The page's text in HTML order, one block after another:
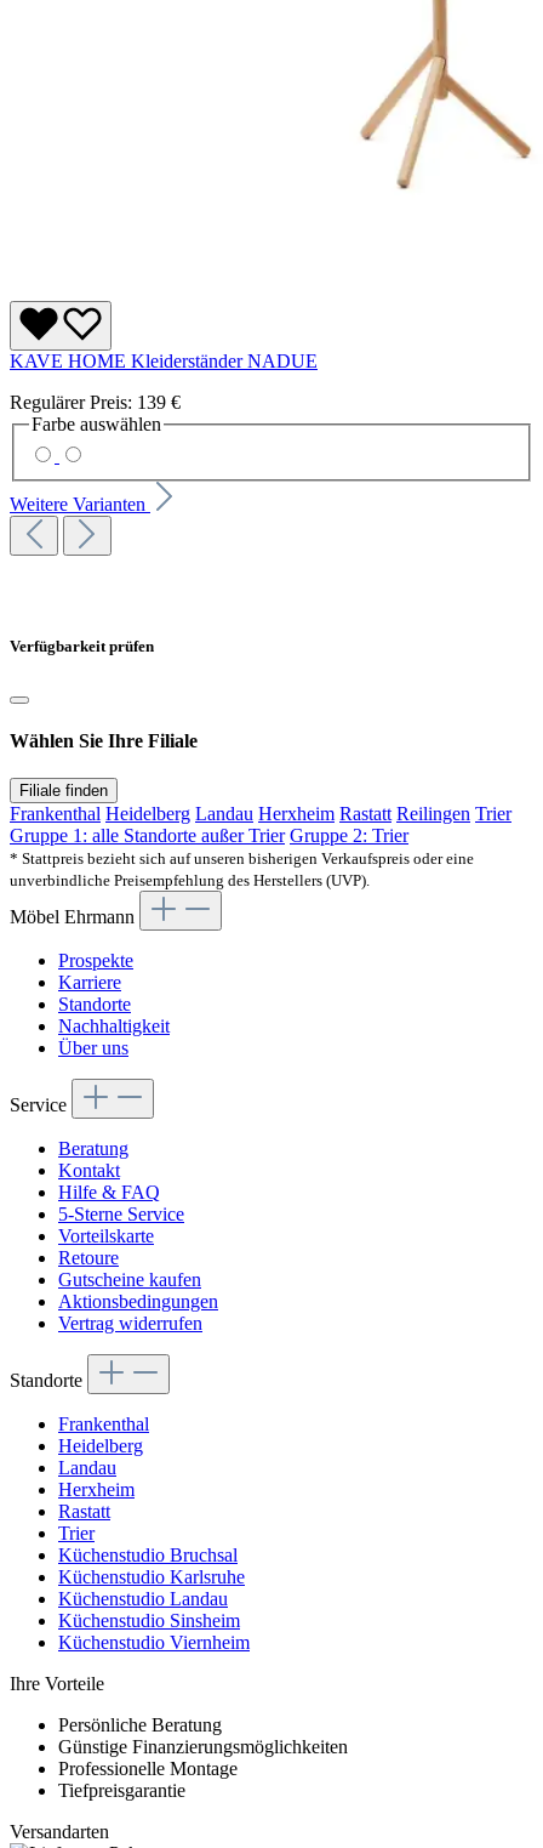
KAVE HOME Kleiderständer NADUE
Regulärer Preis: 139 €
Farbe auswählen
Weitere Varianten
Verfügbarkeit prüfen
Wählen Sie Ihre Filiale
Filiale finden
Frankenthal Heidelberg Landau Herxheim Rastatt Reilingen Trier
Gruppe 1: alle Standorte außer Trier Gruppe 2: Trier
* Stattpreis bezieht sich auf unseren bisherigen Verkaufspreis oder eine
unverbindliche Preisempfehlung des Herstellers (UVP).
Möbel Ehrmann
Prospekte
Karriere
Standorte
Nachhaltigkeit
Über uns
Service
Beratung
Kontakt
Hilfe & FAQ
5-Sterne Service
Vorteilskarte
Retoure
Gutscheine kaufen
Aktionsbedingungen
Vertrag widerrufen
Standorte
Frankenthal
Heidelberg
Landau
Herxheim
Rastatt
Trier
Küchenstudio Bruchsal
Küchenstudio Karlsruhe
Küchenstudio Landau
Küchenstudio Sinsheim
Küchenstudio Viernheim
Ihre Vorteile
Persönliche Beratung
Günstige Finanzierungsmöglichkeiten
Professionelle Montage
Tiefpreisgarantie
Versandarten